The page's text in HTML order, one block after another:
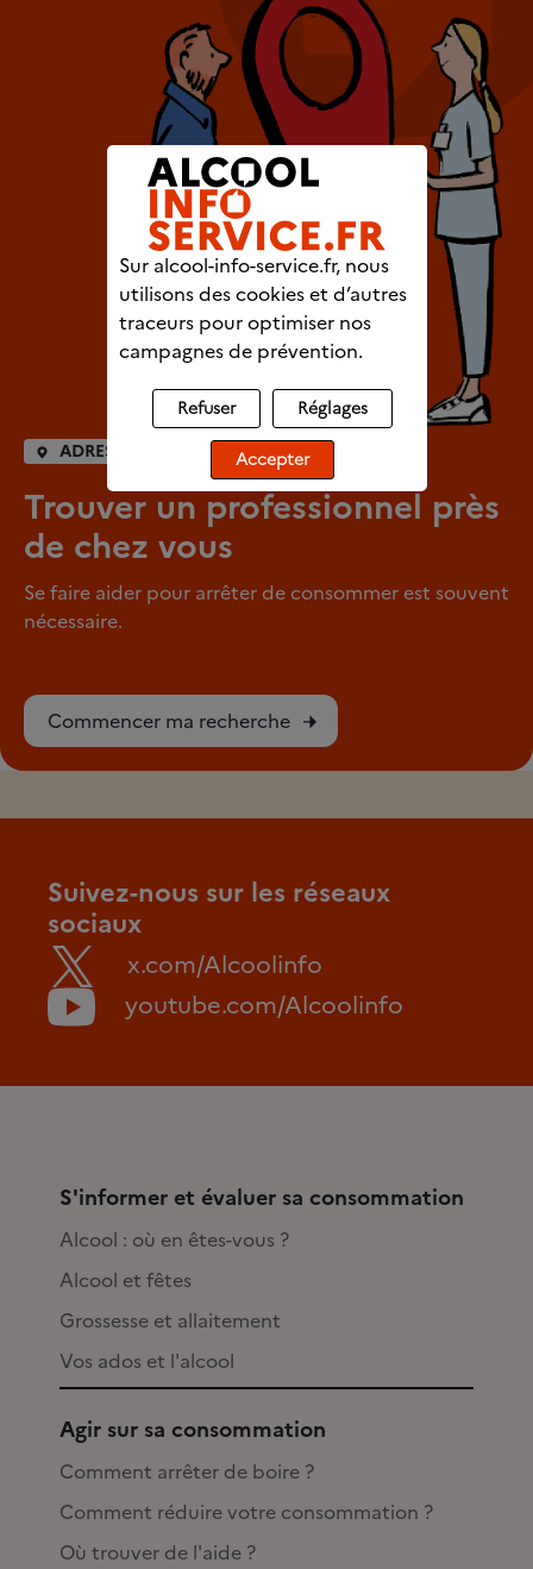
ADRESSES UTILES
Trouver un professionnel près
de chez vous
Se faire aider pour arrêter de consommer est souvent
nécessaire.
Commencer ma recherche
Suivez-nous sur les réseaux
sociaux
x.com/Alcoolinfo
youtube.com/Alcoolinfo
S'informer et évaluer sa consommation
Alcool : où en êtes-vous ?
Alcool et fêtes
Grossesse et allaitement
Vos ados et l'alcool
Agir sur sa consommation
Comment arrêter de boire ?
Comment réduire votre consommation ?
Où trouver de l'aide ?
Sur alcool-info-service.fr, nous
utilisons des cookies et d’autres
traceurs pour optimiser nos
campagnes de prévention.
Refuser Réglages
Accepter